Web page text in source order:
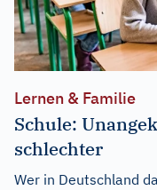
Lernen & Familie
Schule:
schlechter
Wer in Deutschland